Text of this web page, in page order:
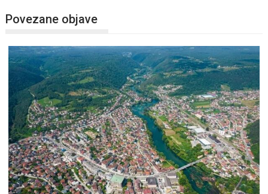
Povezane objave